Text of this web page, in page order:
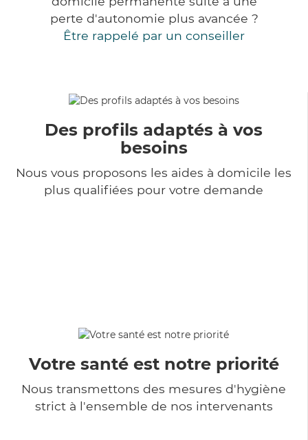
perte d'autonomie plus avancée ?
Être rappelé par un conseiller
Des profils adaptés à vos
besoins
Nous vous proposons les aides à domicile les
plus qualifiées pour votre demande
Votre santé est notre priorité
Nous transmettons des mesures d'hygiène
strict à l'ensemble de nos intervenants